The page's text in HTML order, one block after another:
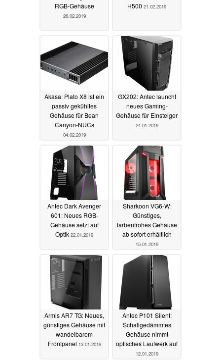
RGB-Gehäuse
26.02.2019
H500 21.02.2019
Akasa: Plato X8 ist ein
passiv gekühltes
Gehäuse für Bean
Canyon-NUCs
04.02.2019
GX202: Antec launcht
neues Gaming-
Gehäuse für Einsteiger
24.01.2019
Antec Dark Avenger
601: Neues RGB-
Gehäuse setzt auf
Optik 22.01.2019
Sharkoon VG6-W:
Günstiges,
farbenfrohes Gehäuse
ab sofort erhältlich
15.01.2019
Armis AR7 TG: Neues,
günstiges Gehäuse mit
wandelbarem
Frontpanel 13.01.2019
Antec P101 Silent:
Schallgedämmtes
Gehäuse nimmt
optisches Laufwerk auf
12.01.2019